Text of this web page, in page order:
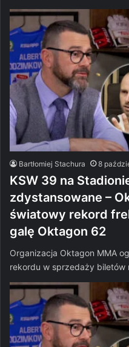
Bartłomiej Stachura 8
KSW 39 na
zdystansowane –
światowy rekord
galę Oktagon 62
Organizacja Oktagon MMA
rekordu w sprzedaży biletów